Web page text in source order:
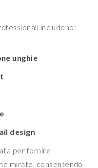
includono:
unghie
design
per fornire
mirate, consentendo